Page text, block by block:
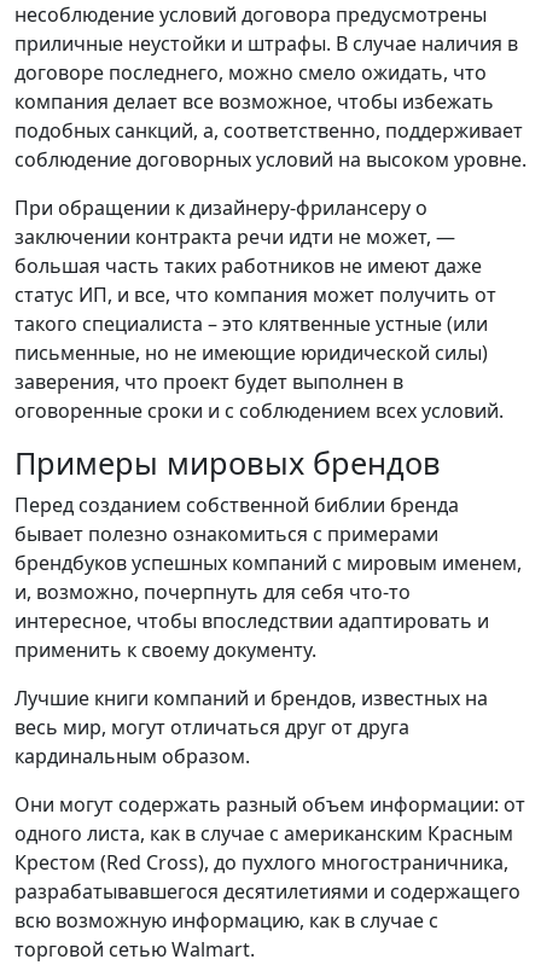
несоблюдение условий договора предусмотрены
приличные неустойки и штрафы. В случае наличия в
договоре последнего, можно смело ожидать, что
компания делает все возможное, чтобы избежать
подобных санкций, а, соответственно, поддерживает
соблюдение договорных условий на высоком уровне.
При обращении к дизайнеру-фрилансеру о
заключении контракта речи идти не может, —
большая часть таких работников не имеют даже
статус ИП, и все, что компания может получить от
такого специалиста – это клятвенные устные (или
письменные, но не имеющие юридической силы)
заверения, что проект будет выполнен в
оговоренные сроки и с соблюдением всех условий.
Примеры мировых брендов
Перед созданием собственной библии бренда
бывает полезно ознакомиться с примерами
брендбуков успешных компаний с мировым именем,
и, возможно, почерпнуть для себя что-то
интересное, чтобы впоследствии адаптировать и
применить к своему документу.
Лучшие книги компаний и брендов, известных на
весь мир, могут отличаться друг от друга
кардинальным образом.
Они могут содержать разный объем информации: от
одного листа, как в случае с американским Красным
Крестом (Red Cross), до пухлого многостраничника,
разрабатывавшегося десятилетиями и содержащего
всю возможную информацию, как в случае с
торговой сетью Walmart.